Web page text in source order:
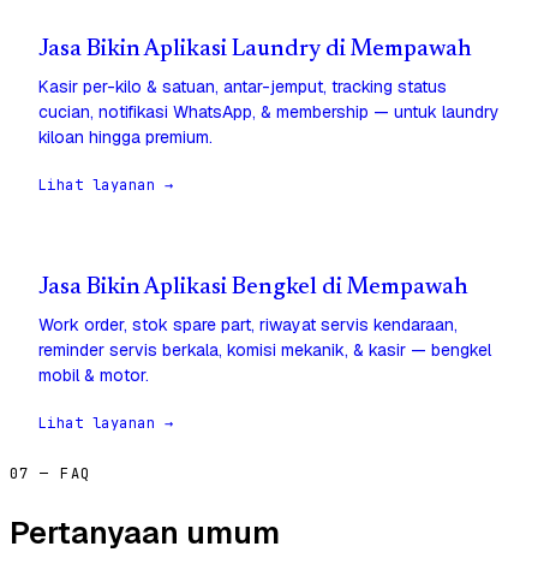
Jasa Bikin Aplikasi Laundry di Mempawah
Kasir per-kilo & satuan, antar-jemput, tracking status
cucian, notifikasi WhatsApp, & membership — untuk laundry
kiloan hingga premium.
Lihat layanan →
Jasa Bikin Aplikasi Bengkel di Mempawah
Work order, stok spare part, riwayat servis kendaraan,
reminder servis berkala, komisi mekanik, & kasir — bengkel
mobil & motor.
Lihat layanan →
07 — FAQ
Pertanyaan umum